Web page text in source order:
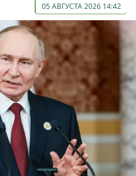
05 АВГУСТА 2026 14:42